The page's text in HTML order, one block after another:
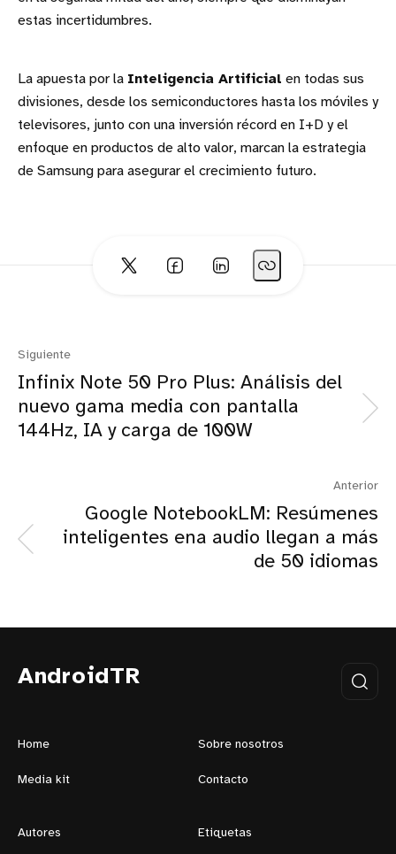
estas incertidumbres.
La apuesta por la Inteligencia Artificial en todas sus
divisiones, desde los semiconductores hasta los móviles y
televisores, junto con una inversión récord en I+D y el
enfoque en productos de alto valor, marcan la estrategia
de Samsung para asegurar el crecimiento futuro.
Siguiente
Infinix Note 50 Pro Plus: Análisis del
nuevo gama media con pantalla
144Hz, IA y carga de 100W
Anterior
Google NotebookLM: Resúmenes
inteligentes ena audio llegan a más
de 50 idiomas
AndroidTR
Home Sobre nosotros
Media kit Contacto
Autores Etiquetas